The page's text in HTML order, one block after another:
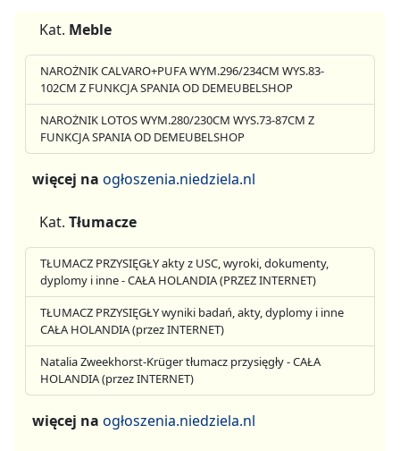
Kat. Meble
NAROŻNIK CALVARO+PUFA WYM.296/234CM WYS.83-
102CM Z FUNKCJA SPANIA OD DEMEUBELSHOP
NAROŻNIK LOTOS WYM.280/230CM WYS.73-87CM Z
FUNKCJA SPANIA OD DEMEUBELSHOP
więcej na ogłoszenia.niedziela.nl
Kat. Tłumacze
TŁUMACZ PRZYSIĘGŁY akty z USC, wyroki, dokumenty,
dyplomy i inne - CAŁA HOLANDIA (PRZEZ INTERNET)
TŁUMACZ PRZYSIĘGŁY wyniki badań, akty, dyplomy i inne
CAŁA HOLANDIA (przez INTERNET)
Natalia Zweekhorst-Krüger tłumacz przysięgły - CAŁA
HOLANDIA (przez INTERNET)
więcej na ogłoszenia.niedziela.nl